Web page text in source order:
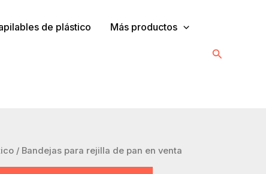
de plástico Más productos
Buscar
/ Bandejas para rejilla de pan en venta